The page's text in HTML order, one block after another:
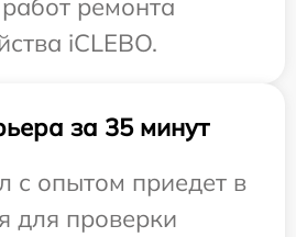
ремонта
iCLEBO.
за 35 минут
с опытом приедет в
для проверки